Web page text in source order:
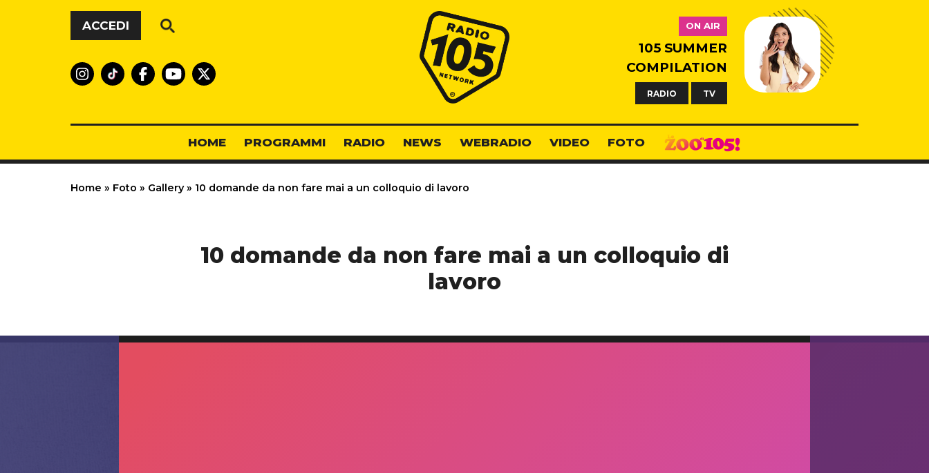
Vai al contenuto
ACCEDI
Radio 105
ON AIR
105 SUMMER
COMPILATION
RADIO TV
HOME PROGRAMMI RADIO NEWS WEBRADIO VIDEO FOTO
Home » Foto » Gallery » 10 domande da non fare mai a un colloquio di lavoro
10 domande da non fare mai a un colloquio di
lavoro